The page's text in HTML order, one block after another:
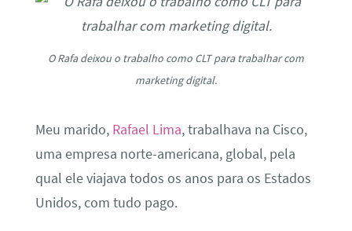
O Rafa deixou o trabalho como CLT para trabalhar com
marketing digital.
Meu marido, Rafael Lima, trabalhava na Cisco,
uma empresa norte-americana, global, pela
qual ele viajava todos os anos para os Estados
Unidos, com tudo pago.